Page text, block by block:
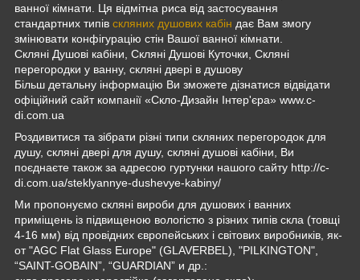
ванної кімнати. Ця відмітна риса від застосування
стандартних типів скляних душових кабін дає Вам змогу
змінювати конфігурацію стін Вашої ванної кімнати.
Скляні Душові кабіни, Скляні Душові Куточки, Скляні
перегородки у ванну, скляні двері в душову
Більш детальну інформацію Ви зможете дізнатися відвідати
офіційний сайт компанії «Скло-Дизайн Інтер'єра» www.c-
di.com.ua
Роздивитися та зібрати різні типи скляних перегородок для
душу, скляні двері для душу, скляні душові кабіни, Ви
поєднаєте також за адресою гуртунки нашого сайту http://c-
di.com.ua/steklyannye-dushevye-kabiny/
Ми пропонуємо скляні вироби для душових і ванних
приміщень із підвищеною вологістю з різних типів скла (товщі
4-16 мм) від провідних європейських і світових виробників, як-
от "AGC Flat Glass Europe" (GLAVERBEL), "PILKINGTON",
“SAINT-GOBAIN”, “GUARDIAN” и др.: